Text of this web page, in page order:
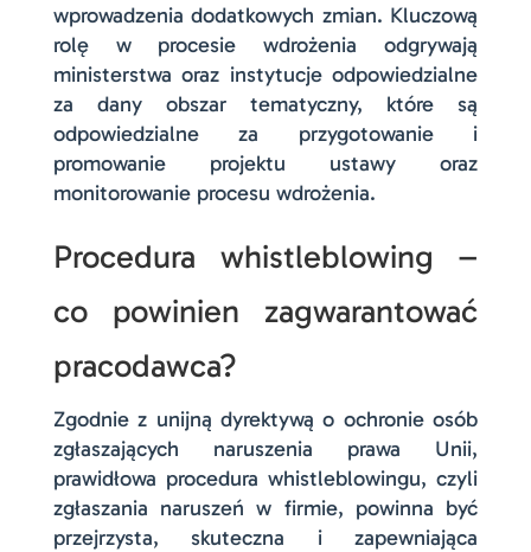
wprowadzenia dodatkowych zmian. Kluczową
rolę w procesie wdrożenia odgrywają
ministerstwa oraz instytucje odpowiedzialne
za dany obszar tematyczny, które są
odpowiedzialne za przygotowanie i
promowanie projektu ustawy oraz
monitorowanie procesu wdrożenia.
Procedura whistleblowing –
co powinien zagwarantować
pracodawca?
Zgodnie z unijną dyrektywą o ochronie osób
zgłaszających naruszenia prawa Unii,
prawidłowa procedura whistleblowingu, czyli
zgłaszania naruszeń w firmie, powinna być
przejrzysta, skuteczna i zapewniająca